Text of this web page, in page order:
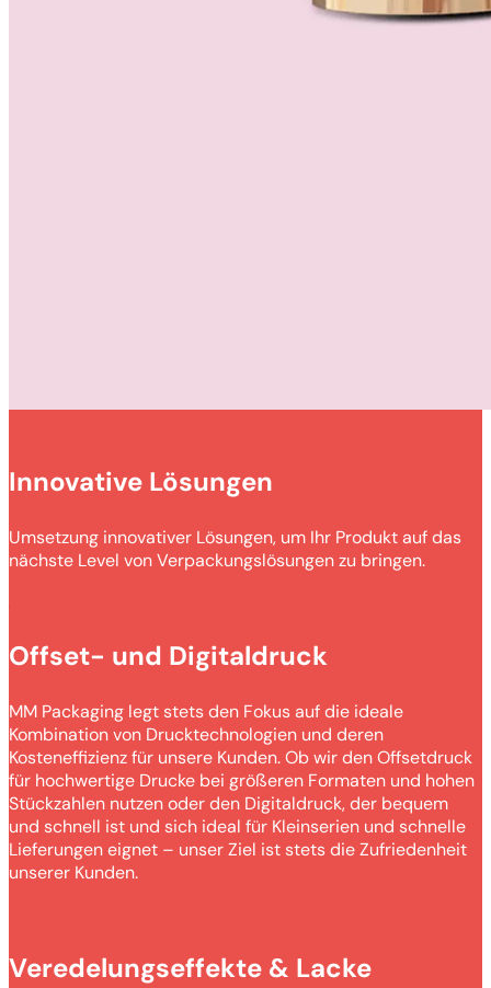
Innovative Lösungen
Umsetzung innovativer Lösungen, um Ihr Produkt auf das
nächste Level von Verpackungslösungen zu bringen.
Offset- und Digitaldruck
MM Packaging legt stets den Fokus auf die ideale
Kombination von Drucktechnologien und deren
Kosteneffizienz für unsere Kunden. Ob wir den Offsetdruck
für hochwertige Drucke bei größeren Formaten und hohen
Stückzahlen nutzen oder den Digitaldruck, der bequem
und schnell ist und sich ideal für Kleinserien und schnelle
Lieferungen eignet – unser Ziel ist stets die Zufriedenheit
unserer Kunden.
Veredelungseffekte & Lacke